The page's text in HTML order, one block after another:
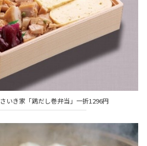
いき家「鶏だし巻弁当」一折1296円